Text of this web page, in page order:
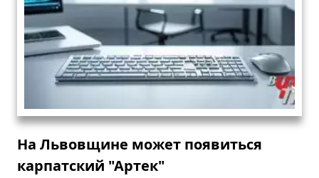
На Львовщине может появиться
карпатский "Артек"